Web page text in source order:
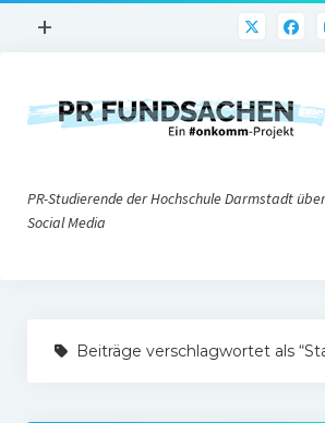
Menü
+
PR@h_da
Nonprofit-PR
PR-Studierende der Hochschule Darmstadt
Social Media
Impressum
Beiträge verschlagwortet als